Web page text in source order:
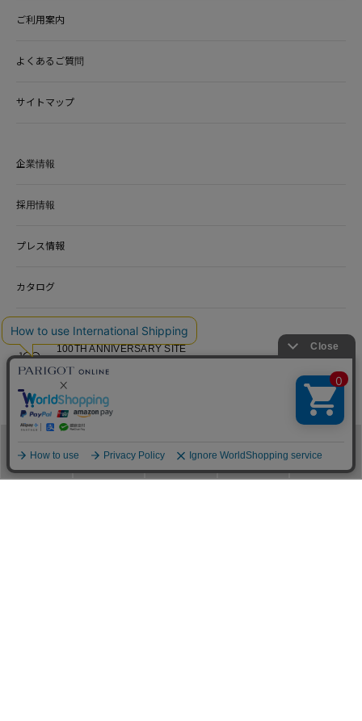
ブランド 閲覧履歴
ご利用案内
よくあるご質問
サイトマップ
企業情報
採用情報
プレス情報
カタログ
100TH ANNIVERSARY SITE
アクセ 100周年記念サイト
PARIGOT OFFICIAL SITE
パリゴ 公式サイト
ACCES CORPORATE SITE
アクセ コーポレートサイト